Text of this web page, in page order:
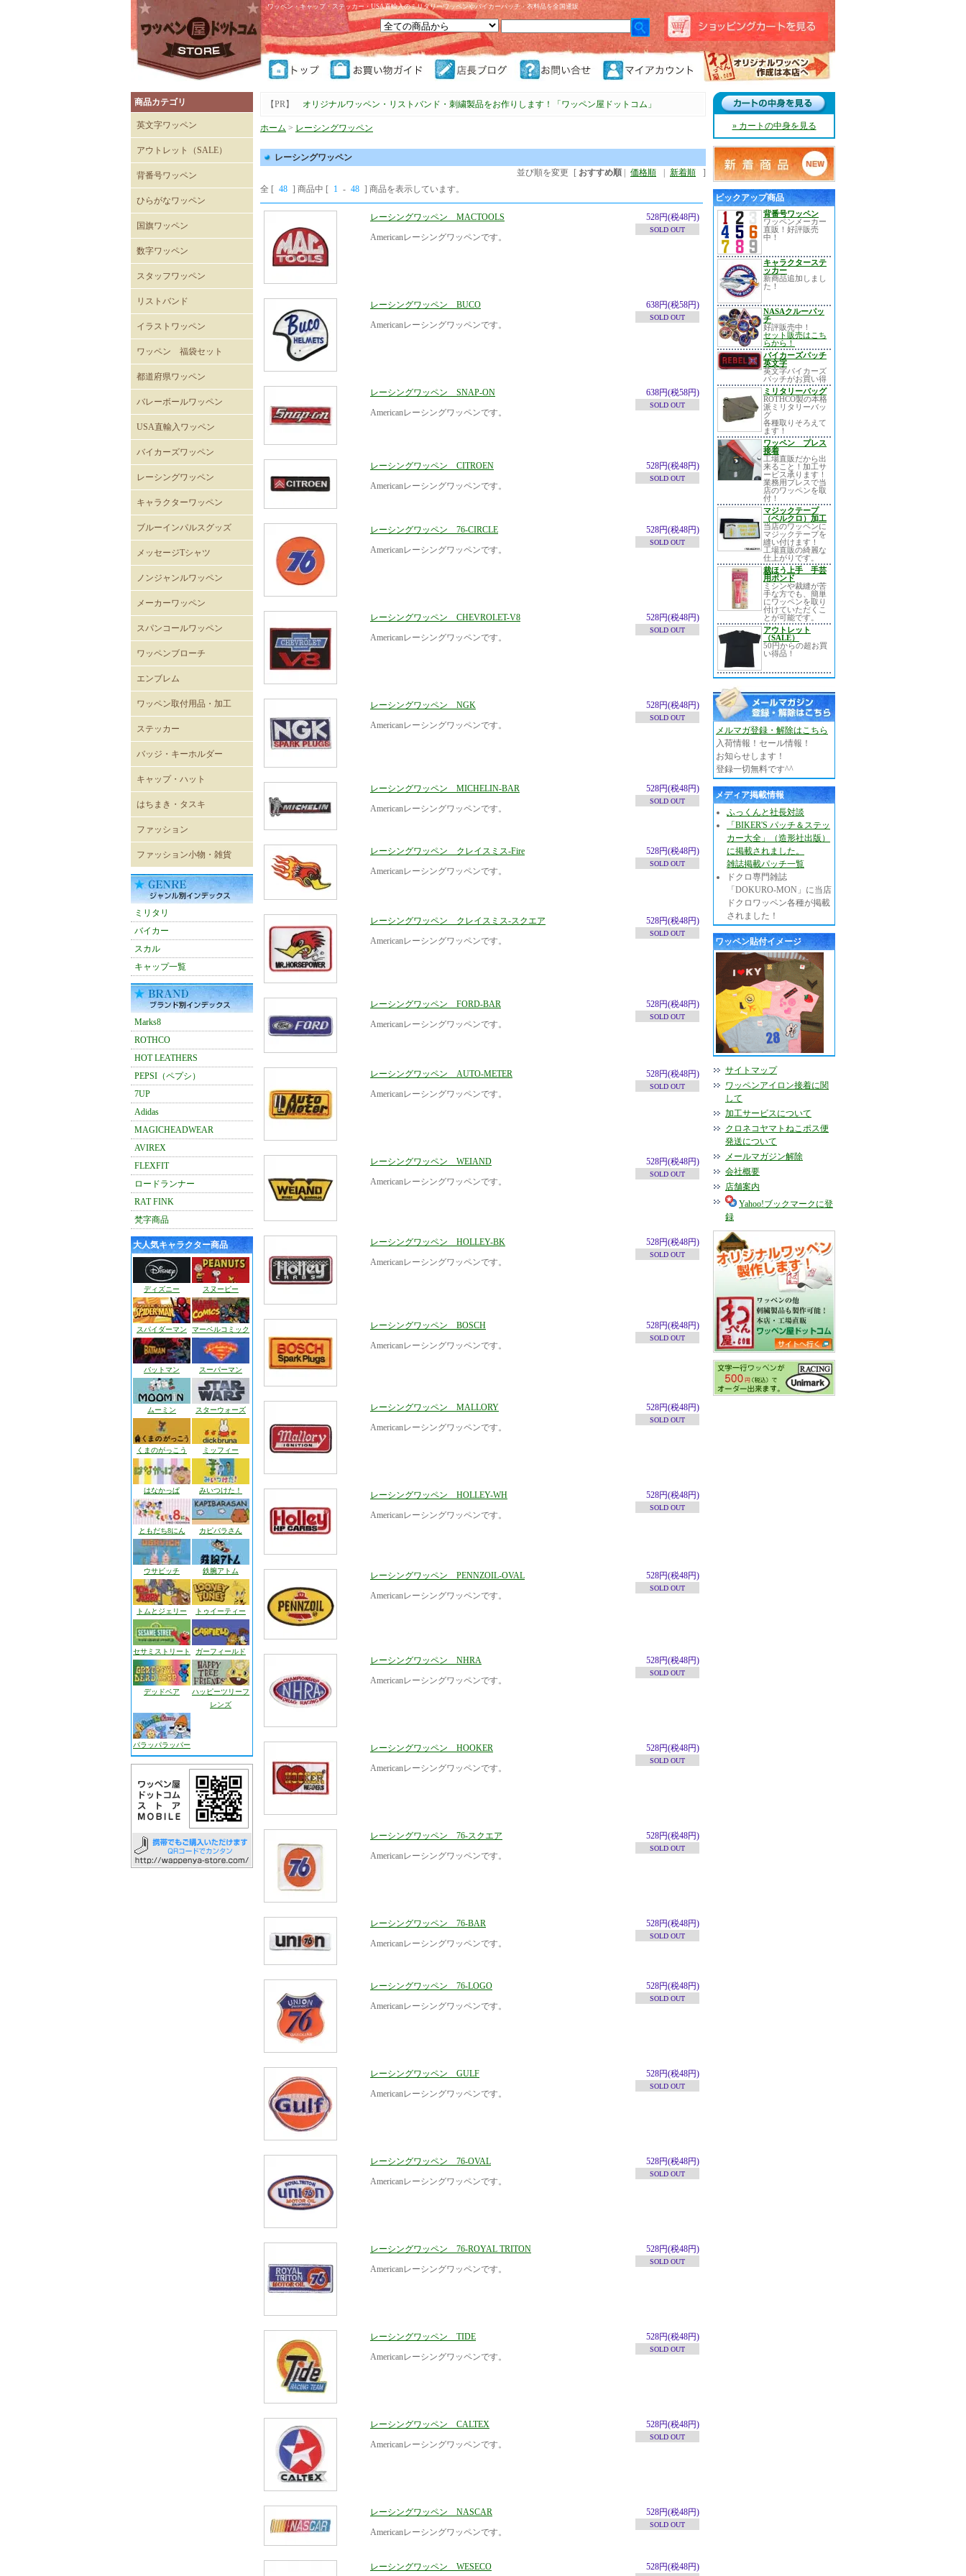
ワッペン・キャップ・ステッカー・USA直輸入のミリタリーワッペンやバイカーパッチ・衣料品を全国通販
商品カテゴリ
英文字ワッペン
アウトレット（SALE）
Tシャツ
キャップ
背番号ワッペン
ひらがなワッペン
国旗ワッペン
数字ワッペン
スタッフワッペン
ン
ン
リストバンド
イラストワッペン
ワッペン 福袋セット
都道府県ワッペン
バレーボールワッペン
バレーボール
USA直輸入ワッペン
ROTHCOミリタリーワッペ
ミリタリーワッペン
階級章ワッペン
テープタグ
スカルワッペン
バイカーワッペン
警察･消防ワッペン
徽章ワッペン
スラングワッペン
国旗ワッペン
アニマルワッペン
バラエティーワッペン
NASAクルーパッチ
バイカーズワッペン
イズ
レーシングワッペン
キャラクターワッペン
スヌーピー
ディズニー
ムーミン
くまのがっこう
ROAD RUNNER ワッペン
CLAY SMITH
FELIX
トムとジェリー
バットマン
スーパーマン
トゥイーティー
スターウォーズ
スパイダーマン
マーベル・コミック
RATFINK
ミッフィー
デッドベア
NHKはなかっぱ
ともだち8にん
カピバラさん
セサミストリート
NHKみいつけた
ウサビッチ
パラッパラッパー
鉄腕アトム
ハッピーツリーフレンズ
ガーフィールド
ブルーインパルスグッズ
メッセージTシャツ
ノンジャンルワッペン
メーカーワッペン
スパンコールワッペン
ワッペンブローチ
エンブレム
既成ワッペン エンブレム
ワッペン取付用品・加工
ステッカー
レーシングステッカー
バイカーステッカー
ミリタリーステッカー
ヴィンテージ風ステッカー
キャラクターステッカー
ウォールステッカー
バッジ・キーホルダー
USA直輸入ピンバッジ
キーホルダー
ジッパープル
キーケース
パスケース
キャップ・ハット
キャップ
ON-FIELD SHAPE〕
はちまき・タスキ
ファッション
無地Tシャツ・タンクトップ
プリントTシャツ
トレーナー・パーカー
ウィンドブレーカー
ジャンパー・コート
ファッション小物・雑貨
雑貨
ネックウォーマー
マグカップ
ミリタリーバッグ他
トートバッグ
バンダナ
タオル
防災グッズ
雑誌
アメリカン雑貨
スマホグッズ
ミリタリ
バイカー
スカル
キャップ一覧
Marks8
ROTHCO
HOT LEATHERS
PEPSI（ペプシ）
7UP
Adidas
MAGICHEADWEAR
AVIREX
FLEXFIT
ロードランナー
RAT FINK
梵字商品
大人気キャラクター商品
ディズニー スヌーピー
スパイダーマン マーベルコミック
バットマン スーパーマン
ムーミン スターウォーズ
くまのがっこう ミッフィー
はなかっぱ みいつけた！
ともだち8にん カピバラさん
ウサビッチ 鉄腕アトム
トムとジェリー トゥイーティー
セサミストリート ガーフィールド
デッドベア
ハッピーツリーフ
レンズ
パラッパラッパー
【PR】 オリジナルワッペン・リストバンド・刺繍製品をお作りします！「ワッペン屋ドットコム」
ホーム > レーシングワッペン
レーシングワッペン
並び順を変更
[ おすすめ順 価格順 新着順
]
全 [ 48 ] 商品中 [ 1 - 48 ] 商品を表示しています。
528円(税48円)
SOLD OUT
レーシングワッペン MACTOOLS
Americanレーシングワッペンです。
638円(税58円)
SOLD OUT
レーシングワッペン BUCO
Americanレーシングワッペンです。
638円(税58円)
SOLD OUT
レーシングワッペン SNAP-ON
Americanレーシングワッペンです。
528円(税48円)
SOLD OUT
レーシングワッペン CITROEN
Americanレーシングワッペンです。
528円(税48円)
SOLD OUT
レーシングワッペン 76-CIRCLE
Americanレーシングワッペンです。
528円(税48円)
SOLD OUT
レーシングワッペン CHEVROLET-V8
Americanレーシングワッペンです。
528円(税48円)
SOLD OUT
レーシングワッペン NGK
Americanレーシングワッペンです。
528円(税48円)
SOLD OUT
レーシングワッペン MICHELIN-BAR
Americanレーシングワッペンです。
528円(税48円)
SOLD OUT
レーシングワッペン クレイスミス-Fire
Americanレーシングワッペンです。
528円(税48円)
SOLD OUT
レーシングワッペン クレイスミス-スクエア
Americanレーシングワッペンです。
528円(税48円)
SOLD OUT
レーシングワッペン FORD-BAR
Americanレーシングワッペンです。
528円(税48円)
SOLD OUT
レーシングワッペン AUTO-METER
Americanレーシングワッペンです。
528円(税48円)
SOLD OUT
レーシングワッペン WEIAND
Americanレーシングワッペンです。
528円(税48円)
SOLD OUT
レーシングワッペン HOLLEY-BK
Americanレーシングワッペンです。
528円(税48円)
SOLD OUT
レーシングワッペン BOSCH
Americanレーシングワッペンです。
528円(税48円)
SOLD OUT
レーシングワッペン MALLORY
Americanレーシングワッペンです。
528円(税48円)
SOLD OUT
レーシングワッペン HOLLEY-WH
Americanレーシングワッペンです。
528円(税48円)
SOLD OUT
レーシングワッペン PENNZOIL-OVAL
Americanレーシングワッペンです。
528円(税48円)
SOLD OUT
レーシングワッペン NHRA
Americanレーシングワッペンです。
528円(税48円)
SOLD OUT
レーシングワッペン HOOKER
Americanレーシングワッペンです。
528円(税48円)
SOLD OUT
レーシングワッペン 76-スクエア
Americanレーシングワッペンです。
528円(税48円)
SOLD OUT
レーシングワッペン 76-BAR
Americanレーシングワッペンです。
528円(税48円)
SOLD OUT
レーシングワッペン 76-LOGO
Americanレーシングワッペンです。
528円(税48円)
SOLD OUT
レーシングワッペン GULF
Americanレーシングワッペンです。
528円(税48円)
SOLD OUT
レーシングワッペン 76-OVAL
Americanレーシングワッペンです。
528円(税48円)
SOLD OUT
レーシングワッペン 76-ROYAL TRITON
Americanレーシングワッペンです。
528円(税48円)
SOLD OUT
レーシングワッペン TIDE
Americanレーシングワッペンです。
528円(税48円)
SOLD OUT
レーシングワッペン CALTEX
Americanレーシングワッペンです。
528円(税48円)
SOLD OUT
レーシングワッペン NASCAR
Americanレーシングワッペンです。
528円(税48円)
レーシングワッペン WESECO
» カートの中身を見る
ピックアップ商品
背番号ワッペン
ワッペンメーカー
直販！好評販売
中！
キャラクターステ
ッカー
新商品追加しまし
た！
NASAクルーパッ
チ
好評販売中！
セット販売はこち
らから！
バイカーズパッチ
英文字
英文字バイカーズ
パッチがお買い得
ミリタリーバッグ
ROTHCO製の本格
派ミリタリーバッ
グ
各種取りそろえて
ます！
ワッペン プレス
接着
工場直販だから出
来ること！加工サ
ービス承ります！
業務用プレスで当
店のワッペンを取
付！
マジックテープ
（ベルクロ）加工
当店のワッペンに
マジックテープを
縫い付けます！
工場直販の綺麗な
仕上がりです。
裁ほう上手 手芸
用ボンド
ミシンや裁縫が苦
手な方でも、簡単
にワッペンを取り
付けていただくこ
とが可能です。
アウトレット
（SALE）
50円からの超お買
い得品！
メルマガ登録・解除はこちら
入荷情報！セール情報！
お知らせします！
登録一切無料です^^
メディア掲載情報
ふっくんと社長対談
「BIKER'S パッチ＆ステッ
カー大全」（造形社出版）
に掲載されました。
雑誌掲載パッチ一覧
ドクロ専門雑誌
「DOKURO-MON」に当店
ドクロワッペン各種が掲載
されました！
ワッペン貼付イメージ
サイトマップ
ワッペンアイロン接着に関
して
加工サービスについて
クロネコヤマトねこポス便
発送について
メールマガジン解除
会社概要
店舗案内
Yahoo!ブックマークに登
録